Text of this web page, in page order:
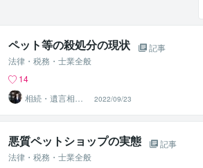
ペット等の殺処分の現状
記事
法律・税務・士業全般
14
相続・遺言相談
所
2022/09/23
悪質ペットショップの実態
記事
法律・税務・士業全般